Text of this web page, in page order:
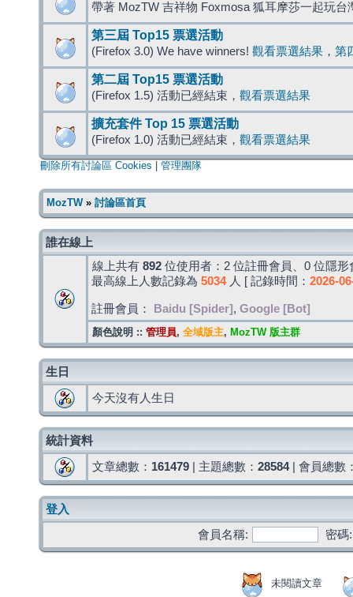
帶著 MozTW 吉祥物 Foxmosa 狐耳摩莎一起玩台
第三屆 Top15 票選活動
(Firefox 3.0) We have winners! 觀看票選結果 ， 第
第二屆 Top15 票選活動
(Firefox 1.5) 活動已經結束， 觀看票選結果
擴充套件 Top 15 票選活動
(Firefox 1.0) 活動已經結束， 觀看票選結果
刪除所有討論區 Cookies 管理團隊
MozTW» 討論區首頁
誰在線上
線上共有 892 位使用者：2 位註冊會員、0 位隱
最高線上人數記錄為 5034人 [ 記錄時間： 2026-
註冊會員： Baidu [Spider] , Google [Bot]
顏色說明 :: 管理員, 全域版主, MozTW 版主群
生日
今天沒有人生日
統計資料
文章總數： 161479 | 主題總數： 28584| 會員總數
登入
會員名稱:
密碼:
未閱讀文章